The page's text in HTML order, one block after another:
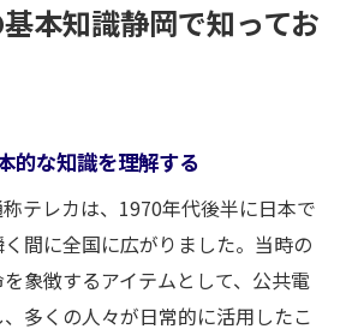
の流れを事前に把握する
く選ぶ静岡で失敗しないための
できる買取店を見つける方法
ビューを活用した賢い選び方
スの透明性を見極めるポイント
で査定額を比較するテクニック
取交渉を成功させるコツ
本知識静岡で知ってお
的な知識を理解する
テレカは、1970年代後半に日本で
間に全国に広がりました。当時の
象徴するアイテムとして、公共電
多くの人々が日常的に活用したこ